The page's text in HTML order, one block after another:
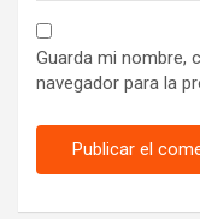
Guarda mi nombre,
navegador para la